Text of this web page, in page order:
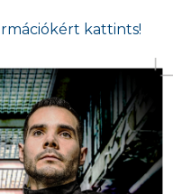
kattints!